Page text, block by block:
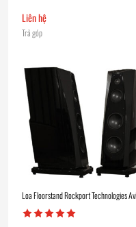
Liên hệ
Trả góp
Loa Floorstand Rockport Technologies